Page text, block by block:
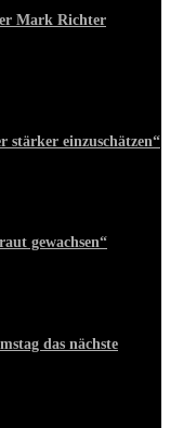
Mark Richter
stärker einzuschätzen“
gewachsen“
das nächste